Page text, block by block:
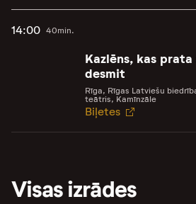
14:00 40min.
Kazlēns, kas
desmit
Rīga, Rīgas Latviešu
teātris, Kamīnzāle
Biļetes
Visas izrādes